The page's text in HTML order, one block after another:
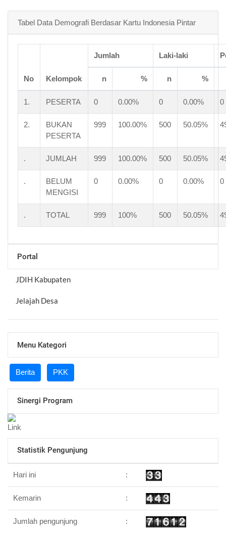
Tabel Data Demografi Berdasar Kartu Indonesia Pintar
No Kelompok
Jumlah Laki-laki
n % n %
1. PESERTA 0 0.00% 0 0.00% 0
2.
BUKAN
PESERTA
999 100.00% 500 50.05%
. JUMLAH 999 100.00% 500 50.05%
.
BELUM
MENGISI
0 0.00% 0 0.00% 0
. TOTAL 999 100% 500 50.05%
Portal
JDIH Kabupaten
Jelajah Desa
Menu Kategori
Berita PKK
Sinergi Program
Statistik Pengunjung
Hari ini :
Kemarin :
Jumlah pengunjung :